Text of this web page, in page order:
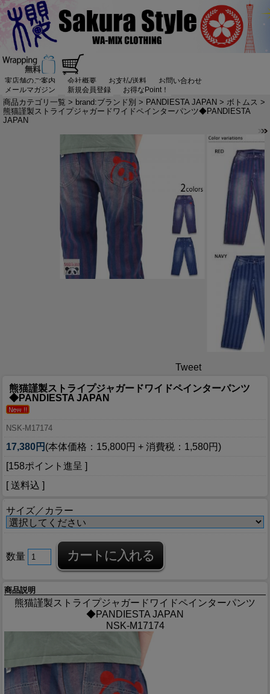
実店舗のご案内 会社概要 お支払/送料
お問い合わせ
メールマガジン
新規会員登録 お得なPoint！
商品カテゴリ一覧 > brand:ブランド別 > PANDIESTA JAPAN > ボトムス >
熊猫謹製ストライプジャガードワイドペインターパンツ◆PANDIESTA
JAPAN
Tweet
熊猫謹製ストライプジャガードワイドペインターパンツ
◆PANDIESTA JAPAN
NSK-M17174
17,380円 (本体価格：15,800円 + 消費税：1,580円)
[158ポイント進呈 ]
[ 送料込 ]
サイズ／カラー
数量
商品説明
熊猫謹製ストライプジャガードワイドペインターパンツ
◆PANDIESTA JAPAN
NSK-M17174